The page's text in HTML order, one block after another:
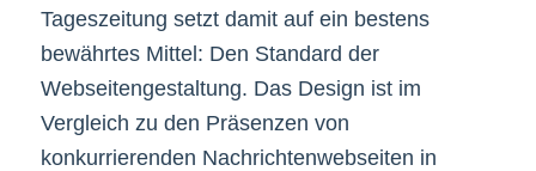
Tageszeitung setzt damit auf ein bestens
bewährtes Mittel: Den Standard der
Webseitengestaltung. Das Design ist im
Vergleich zu den Präsenzen von
konkurrierenden Nachrichtenwebseiten in